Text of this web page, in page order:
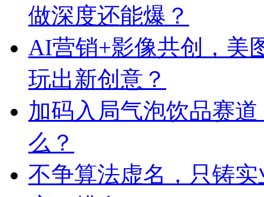
做深度还能爆？
AI营销+影像共创，美
玩出新创意？
加码入局气泡饮品赛
么？
不争算法虚名，只铸